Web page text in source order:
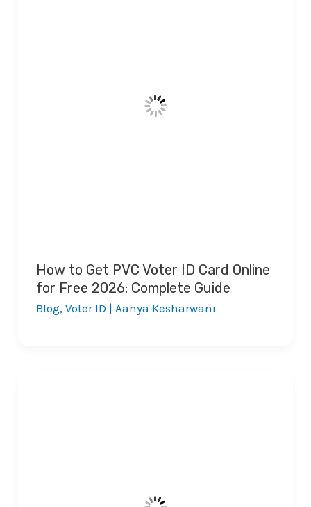
How to Get PVC Voter ID Card Online
for Free 2026: Complete Guide
Blog, Voter ID | Aanya Kesharwani